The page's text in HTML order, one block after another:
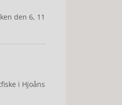
den 6, 11
i Hjoåns